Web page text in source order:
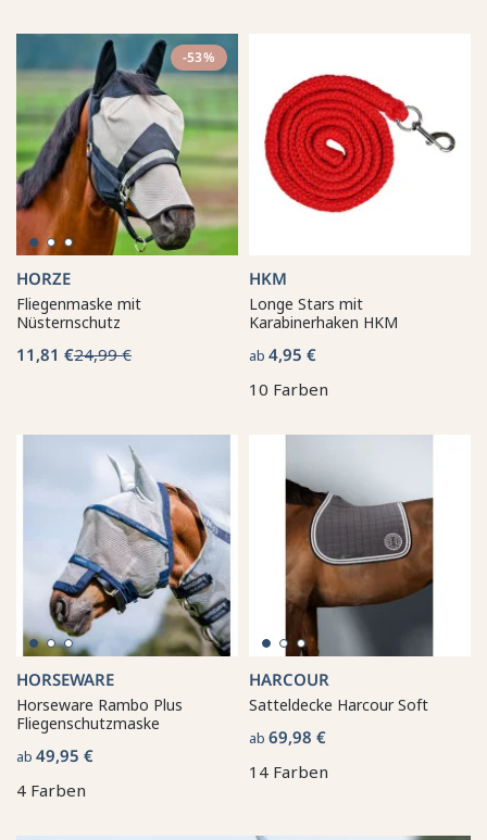
-53%
HORZE
Fliegenmaske mit
Nüsternschutz
11,81 €24,99 €
HKM
Longe Stars mit
Karabinerhaken HKM
ab 4,95 €
10 Farben
HORSEWARE
Horseware Rambo Plus
Fliegenschutzmaske
ab 49,95 €
4 Farben
HARCOUR
Satteldecke Harcour Soft
ab 69,98 €
14 Farben